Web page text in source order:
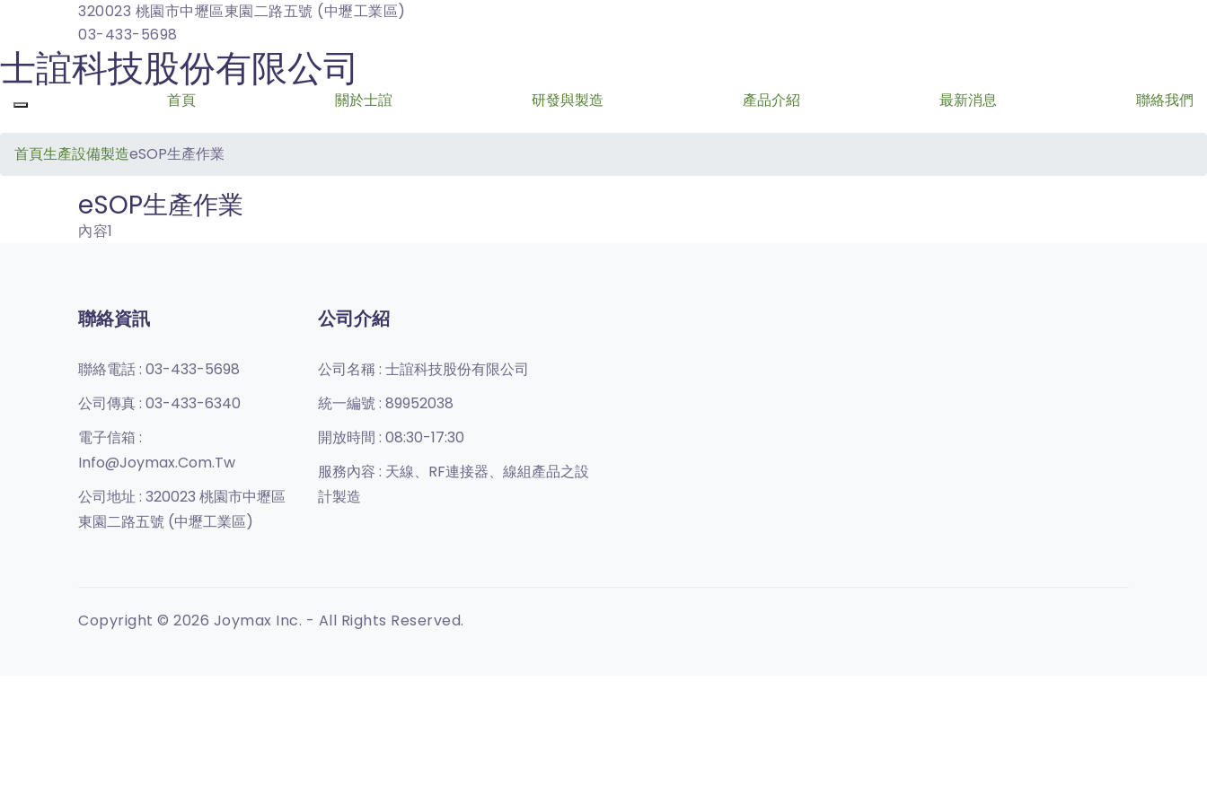
320023 桃園市中壢區東園二路五號 (中壢工業區)
03-433-5698
士誼科技股份有限公司
Toggle navigation
首頁 關於士誼 研發與製造 產品介紹 最新消息 聯絡我們
首頁生產設備製造eSOP生產作業
eSOP生產作業
內容1
聯絡資訊
聯絡電話 : 03-433-5698
公司傳真 : 03-433-6340
電子信箱 :
Info@joymax.com.tw
公司地址 : 320023 桃園市中壢區
東園二路五號 (中壢工業區)
公司介紹
公司名稱 : 士誼科技股份有限公司
統一編號 : 89952038
開放時間 : 08:30-17:30
服務內容 : 天線、RF連接器、線組產品之設
計製造
Copyright © 2026 Joymax Inc. - All Rights Reserved.